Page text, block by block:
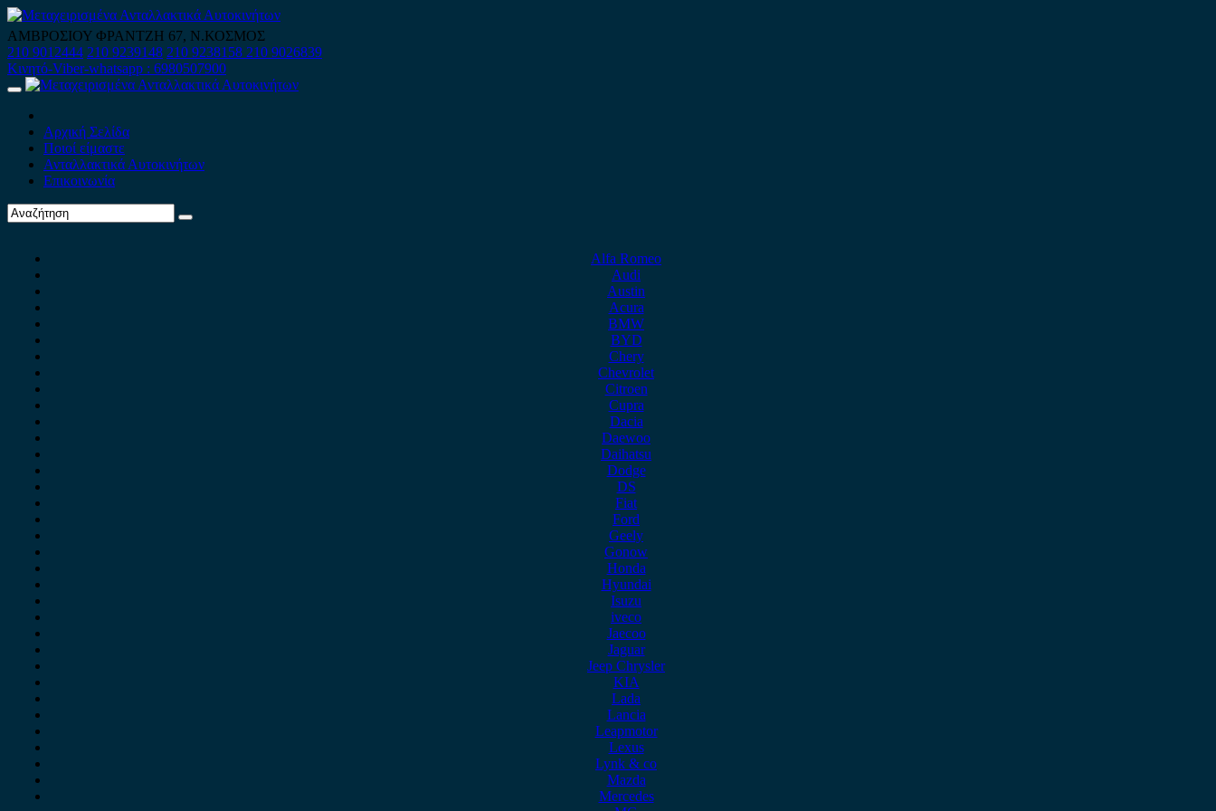
Skip
to
content
ΑΜΒΡΟΣΙΟΥ ΦΡΑΝΤΖΗ 67, Ν.ΚΟΣΜΟΣ
210 9012444 210 9239148 210 9238158 210 9026839
Κινητό-Viber-whatsapp : 6980507900
Primary
Αρχική Σελίδα
Ποιοί είμαστε
Ανταλλακτικά Αυτοκινήτων
Επικοινωνία
Alfa Romeo
Audi
Austin
Acura
BMW
BYD
Chery
Chevrolet
Citroen
Cupra
Dacia
Daewoo
Daihatsu
Dodge
DS
Fiat
Ford
Geely
Gonow
Honda
Hyundai
Isuzu
iveco
Jaecoo
Jaguar
Jeep Chrysler
KIA
Lada
Lancia
Leapmotor
Lexus
Lynk & co
Mazda
Mercedes